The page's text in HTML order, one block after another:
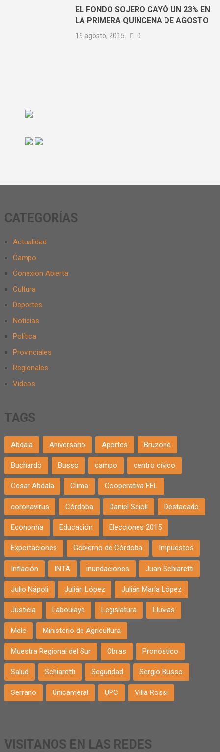
EL FONDO SOJERO CAYÓ UN 23% EN
LA PRIMERA QUINCENA DE AGOSTO
19 agosto, 2015 0
CATEGORÍAS
Actualidad
Campo
Conexión Abierta
Cultura
Deportes
Noticias
Política
Provinciales
Regionales
Videos
TAGS
Abdala Aniversario Aportes Bruzone
Buchardo Busso campo centro cívico
Cesar Abdala Clima Cooperativa FEL
coronavirus Córdoba Daniel Scioli Destacado
Economía Educación Elecciones 2015
Exportaciones Gobierno de Córdoba Impuestos
Inflación INTA inundaciones Juan Schiaretti
Julio Nápoli Julián López Julián María López
Justicia Laboulaye Legislatura Lluvias
Melo Ministerio de Agricultura
Muestra Regional del Sur Obras Pronóstico
Salud Schiaretti Seguridad Sergio Busso
Serrano Unicameral UPC Villa Rossi
VISITANOS EN LAS REDES